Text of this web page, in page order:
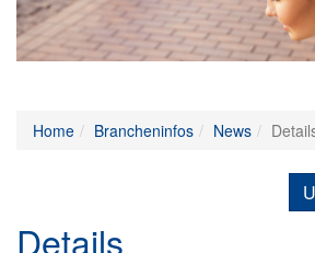
Home Brancheninfos News
Details